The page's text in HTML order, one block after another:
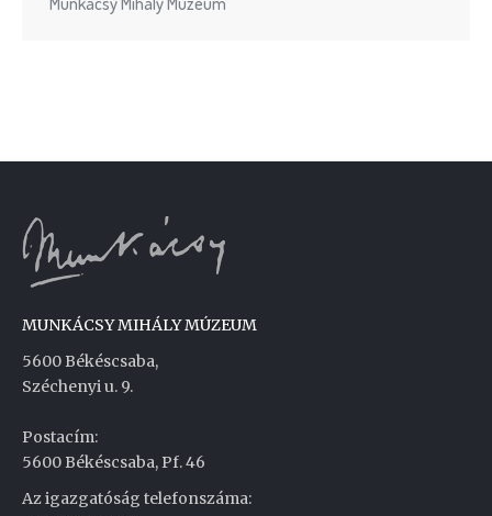
MUNKÁCSY MIHÁLY MÚZEUM
5600 Békéscsaba,
Széchenyi u. 9.
Postacím:
5600 Békéscsaba, Pf. 46
Az igazgatóság telefonszáma: